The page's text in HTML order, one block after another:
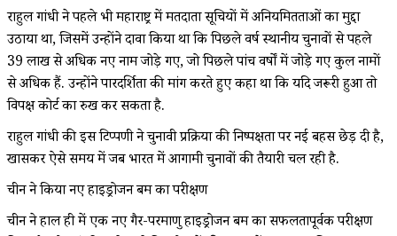
राहुल गांधी ने पहले भी महाराष्ट्र में मतदाता सूचियों में अनियमितताओं का मुद्दा
उठाया था, जिसमें उन्होंने दावा किया था कि पिछले वर्ष स्थानीय चुनावों से पहले
39 लाख से अधिक नए नाम जोड़े गए, जो पिछले पांच वर्षों में जोड़े गए कुल नामों
से अधिक हैं. उन्होंने पारदर्शिता की मांग करते हुए कहा था कि यदि जरूरी हुआ तो
विपक्ष कोर्ट का रुख कर सकता है.
राहुल गांधी की इस टिप्पणी ने चुनावी प्रक्रिया की निष्पक्षता पर नई बहस छेड़ दी है,
खासकर ऐसे समय में जब भारत में आगामी चुनावों की तैयारी चल रही है.
चीन ने किया नए हाइड्रोजन बम का परीक्षण
चीन ने हाल ही में एक नए गैर-परमाणु हाइड्रोजन बम का सफलतापूर्वक परीक्षण